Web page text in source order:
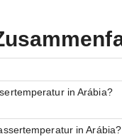
in Arábia?
in Arábia?